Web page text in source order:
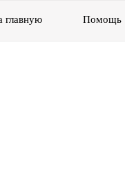
главную Помощь